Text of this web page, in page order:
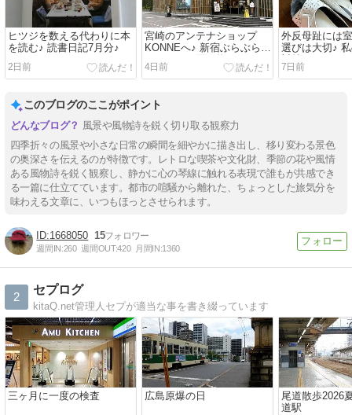
ヒツジを数える代わりに本
を読む♪ 読書日記7月分♪
2日前
宮崎のアンテナショップ
KONNEへ♪ 新宿ぶらぶら、
ランチして買い物して♪
4日前
外反母趾には
選びは大切♪
対策♪
7日前
このブログのここがポイント
風景や風物詩を鋭く切り取る観察力
四季折々の風景や小さな日常の瞬間を細やかに描き出し、移り変わる景色
の奥深さを伝えるのが特徴です。レトロな喫茶や文化財、季節の花や風情
ある風物詩を鋭く観察し、静かに心の琴線に触れる表現で誰もが共感でき
る一篇に仕立てています。都市の喧騒から離れた、ちょっとした旅気分を
味わえる文章に、いつもほっとさせられます。
1668050 15
週間IN:260 週間OUT:420 月間IN:1360
2
セプログ
kitaQ.net管理人セプが適当な事を書き綴っています
三ヶ月に一度の検査 広島原爆の日
尾道散歩2026
道駅